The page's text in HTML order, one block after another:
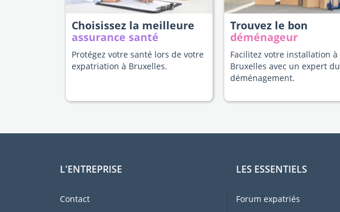
Choisissez la meilleure
assurance santé
Protégez votre santé lors de votre
expatriation à Bruxelles.
Trouvez le bon
déménageur
Facilitez votre installation à
Bruxelles avec un expert du
déménagement.
L'ENTREPRISE
Contact
LES ESSENTIELS
Forum expatriés